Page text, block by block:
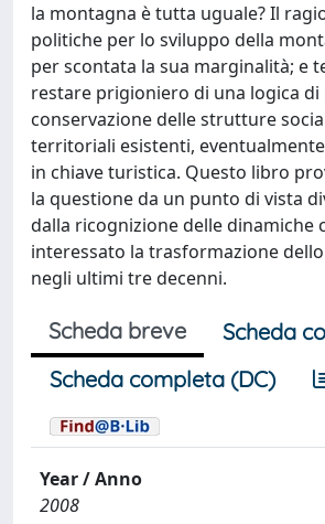
la montagna è tutta uguale? Il
politiche per lo sviluppo della
per scontata la sua marginalità; e
restare prigioniero di una logica di
conservazione delle strutture
territoriali esistenti,
in chiave turistica. Questo libro
la questione da un punto di vista
dalla ricognizione delle dinamiche
interessato la trasformazione
negli ultimi tre decenni.
Scheda breve
Scheda
Scheda completa (DC)
Year / Anno
2008